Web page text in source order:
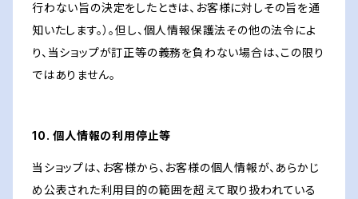
行わない旨の決定をしたときは、お客様に対しその旨を通
知いたします。）。但し、個人情報保護法その他の法令によ
り、当ショップが訂正等の義務を負わない場合は、この限り
ではありません。
10. 個人情報の利用停止等
当ショップは、お客様から、お客様の個人情報が、あらかじ
め公表された利用目的の範囲を超えて取り扱われている